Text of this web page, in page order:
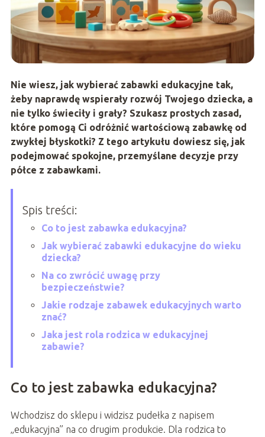
Nie wiesz, jak wybierać zabawki edukacyjne tak,
żeby naprawdę wspierały rozwój Twojego dziecka, a
nie tylko świeciły i grały? Szukasz prostych zasad,
które pomogą Ci odróżnić wartościową zabawkę od
zwykłej błyskotki? Z tego artykułu dowiesz się, jak
podejmować spokojne, przemyślane decyzje przy
półce z zabawkami.
Spis treści:
Co to jest zabawka edukacyjna?
Jak wybierać zabawki edukacyjne do wieku
dziecka?
Na co zwrócić uwagę przy
bezpieczeństwie?
Jakie rodzaje zabawek edukacyjnych warto
znać?
Jaka jest rola rodzica w edukacyjnej
zabawie?
Co to jest zabawka edukacyjna?
Wchodzisz do sklepu i widzisz pudełka z napisem
„edukacyjna” na co drugim produkcie. Dla rodzica to